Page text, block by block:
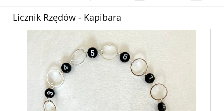
Licznik Rzędów - Kapibara